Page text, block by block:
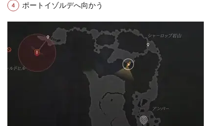
ポートイゾルデへ向かう